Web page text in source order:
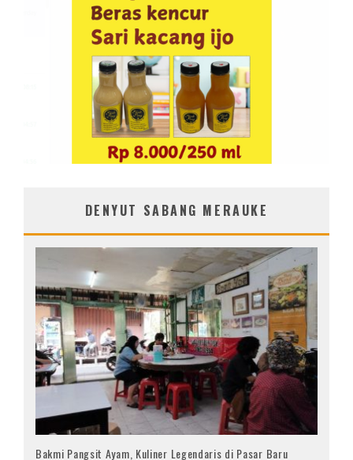
DENYUT SABANG MERAUKE
Bakmi Pangsit Ayam, Kuliner Legendaris di Pasar Baru